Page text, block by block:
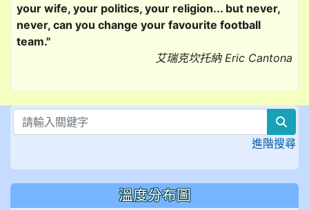
your wife, your politics, your religion... but never,
never, can you change your favourite football
team."
艾瑞克坎托納 Eric Cantona
進階搜尋
溫度分布圖